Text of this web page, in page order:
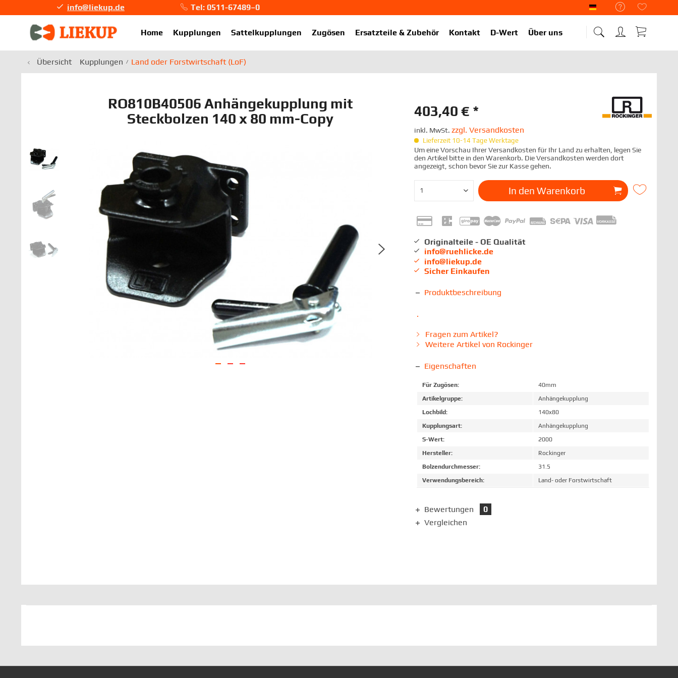
Liekup Deutsch
info@liekup.de
Tel: 0511-67489–0
Home
Kupplungen Sattelkupplungen Zugösen Ersatzteile & Zubehör Kontakt D-Wert Über uns
Übersicht Kupplungen Land oder Forstwirtschaft (LoF)
RO810B40506 Anhängekupplung mit
Steckbolzen 140 x 80 mm-Copy
403,40 € *
inkl. MwSt. zzgl. Versandkosten
Lieferzeit 10-14 Tage Werktage
Um eine Vorschau Ihrer Versandkosten für Ihr Land zu erhalten, legen Sie
den Artikel bitte in den Warenkorb. Die Versandkosten werden dort
angezeigt, schon bevor Sie zur Kasse gehen.
In den Warenkorb
Originalteile - OE Qualität
info@ruehlicke.de
info@liekup.de
Sicher Einkaufen
Produktbeschreibung
.
Fragen zum Artikel?
Weitere Artikel von Rockinger
Eigenschaften
Für Zugösen:
40mm
Artikelgruppe:
Anhängekupplung
Lochbild:
140x80
Kupplungsart:
Anhängekupplung
S-Wert:
2000
Hersteller:
Rockinger
Bolzendurchmesser:
31.5
Verwendungsbereich:
Land- oder Forstwirtschaft
Bewertungen
0
Vergleichen